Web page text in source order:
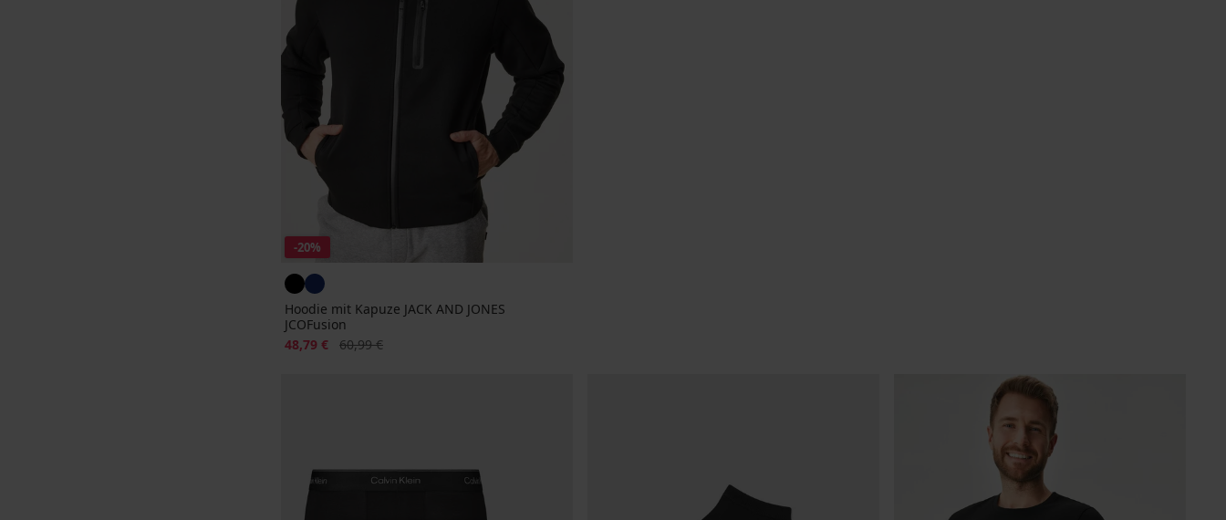
-20%
Hoodie mit Kapuze JACK AND JONES
JCOFusion
Rabatt
48,79 € Alter Preis
60,99 €